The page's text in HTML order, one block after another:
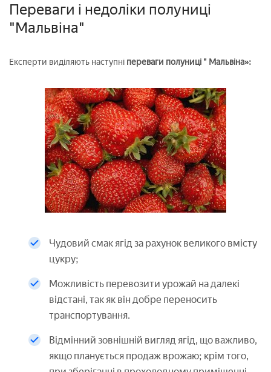
Переваги і недоліки полуниці
"Мальвіна"
Експерти виділяють наступні переваги полуниці " Мальвіна»:
Чудовий смак ягід за рахунок великого вмісту
цукру;
Можливість перевозити урожай на далекі
відстані, так як він добре переносить
транспортування.
Відмінний зовнішній вигляд ягід, що важливо,
якщо планується продаж врожаю; крім того,